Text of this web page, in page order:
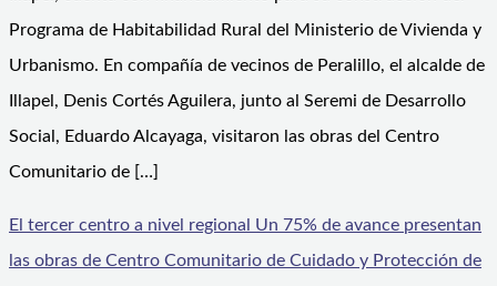
Programa de Habitabilidad Rural del Ministerio de Vivienda y
Urbanismo. En compañía de vecinos de Peralillo, el alcalde de
Illapel, Denis Cortés Aguilera, junto al Seremi de Desarrollo
Social, Eduardo Alcayaga, visitaron las obras del Centro
Comunitario de […]
El tercer centro a nivel regional Un 75% de avance presentan
las obras de Centro Comunitario de Cuidado y Protección de